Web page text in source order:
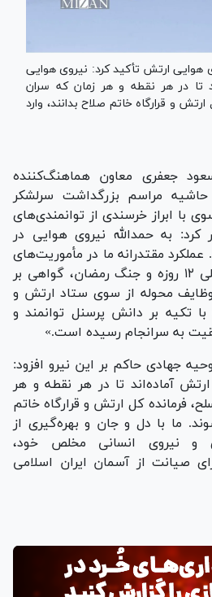
هوایی ارتش تأکید کرد: نیروی هوایی
تا در هر نقطه و هر زمان که سران
و قرارگاه خاتم صلاح بدانند، وارد
جعفری معاون هماهنگ‌کننده
مراسم بزرگداشت سرلشکر
با ابراز خرسندی از توانمندی‌های
کرد: به حمدالله نیروی هوایی در
مقتدرانه ما در مأموریت‌های
اخیر، از جمله جنگ تحمیلی ۱۲ روزه و جنگ رمضان، گواهی بر
محوله از سوی ستاد ارتش و
با تکیه بر دانش پرسنل توانمند و
به سرانجام رسیده است.»
جهادی حاکم بر این نیرو افزود:
آماده‌اند تا در هر نقطه و هر
فرمانده کل ارتش و قرارگاه خاتم
ما با دل و جان و بهره‌گیری از
و نیروی انسانی مخلص خود،
صیانت از آسمان ایران اسلامی